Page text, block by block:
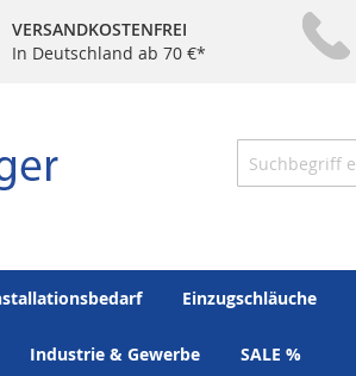
VERSANDKOSTENFREI
In Deutschland ab 70 €*
Suche
Einzugschläuche
Industrie & Gewerbe SALE %